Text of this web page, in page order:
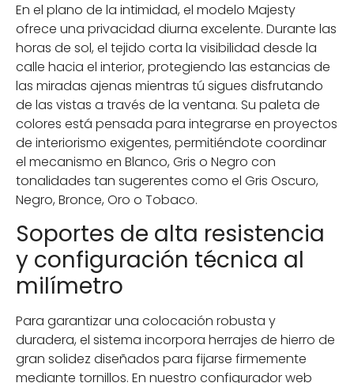
En el plano de la intimidad, el modelo Majesty
ofrece una privacidad diurna excelente. Durante las
horas de sol, el tejido corta la visibilidad desde la
calle hacia el interior, protegiendo las estancias de
las miradas ajenas mientras tú sigues disfrutando
de las vistas a través de la ventana. Su paleta de
colores está pensada para integrarse en proyectos
de interiorismo exigentes, permitiéndote coordinar
el mecanismo en Blanco, Gris o Negro con
tonalidades tan sugerentes como el Gris Oscuro,
Negro, Bronce, Oro o Tobaco.
Soportes de alta resistencia
y configuración técnica al
milímetro
Para garantizar una colocación robusta y
duradera, el sistema incorpora herrajes de hierro de
gran solidez diseñados para fijarse firmemente
mediante tornillos. En nuestro configurador web